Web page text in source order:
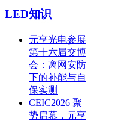
LED知识
元亨光电参展
第十六届交博
会：离网安防
下的补能与自
保实测
CEIC2026 聚
势启幕，元亨